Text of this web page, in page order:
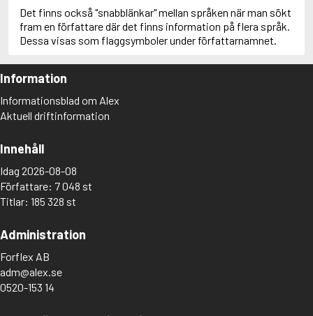
Det finns också "snabblänkar" mellan språken när man sökt
fram en författare där det finns information på flera språk.
Dessa visas som flaggsymboler under författarnamnet.
Information
Informationsblad om Alex
Aktuell driftinformation
Innehåll
Idag 2026-08-08
Författare: 7 048 st
Titlar: 185 328 st
Administration
Forflex AB
adm@alex.se
0520-153 14